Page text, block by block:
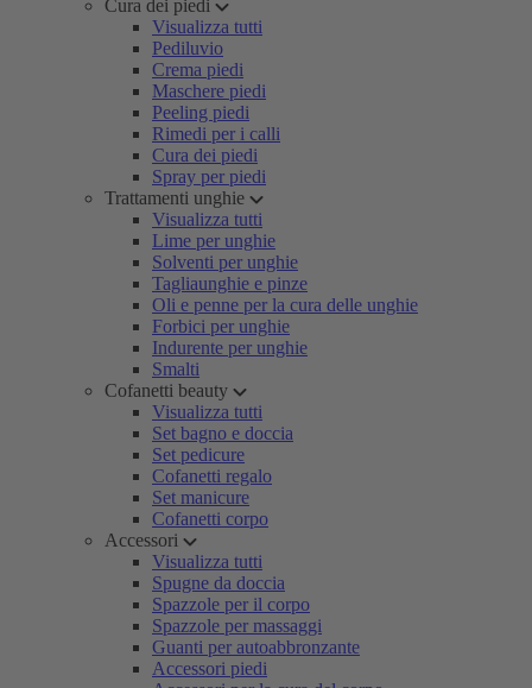
Cura dei piedi
Visualizza tutti
Pediluvio
Crema piedi
Maschere piedi
Peeling piedi
Rimedi per i calli
Cura dei piedi
Spray per piedi
Trattamenti unghie
Visualizza tutti
Lime per unghie
Solventi per unghie
Tagliaunghie e pinze
Oli e penne per la cura delle unghie
Forbici per unghie
Indurente per unghie
Smalti
Cofanetti beauty
Visualizza tutti
Set bagno e doccia
Set pedicure
Cofanetti regalo
Set manicure
Cofanetti corpo
Accessori
Visualizza tutti
Spugne da doccia
Spazzole per il corpo
Spazzole per massaggi
Guanti per autoabbronzante
Accessori piedi